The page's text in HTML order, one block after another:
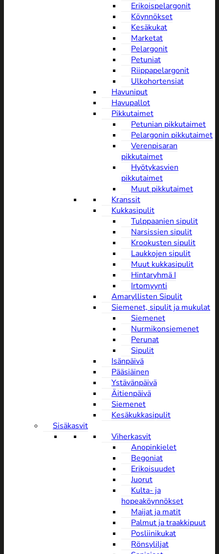
Erikoispelargonit
Köynnökset
Kesäkukat
Marketat
Pelargonit
Petuniat
Riippapelargonit
Ulkohortensiat
Havuniput
Havupallot
Pikkutaimet
Petunian pikkutaimet
Pelargonin pikkutaimet
Verenpisaran
pikkutaimet
Hyötykasvien
pikkutaimet
Muut pikkutaimet
Kranssit
Kukkasipulit
Tulppaanien sipulit
Narsissien sipulit
Krookusten sipulit
Laukkojen sipulit
Muut kukkasipulit
Hintaryhmä I
Irtomyynti
Amaryllisten Sipulit
Siemenet, sipulit ja mukulat
Siemenet
Nurmikonsiemenet
Perunat
Sipulit
Isänpäivä
Pääsiäinen
Ystävänpäivä
Äitienpäivä
Siemenet
Kesäkukkasipulit
Sisäkasvit
Viherkasvit
Anopinkielet
Begoniat
Erikoisuudet
Juorut
Kulta- ja
hopeaköynnökset
Maijat ja matit
Palmut ja traakkipuut
Posliinikukat
Rönsyliljat